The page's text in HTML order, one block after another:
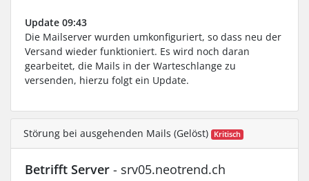
Update 09:43
Die Mailserver wurden umkonfiguriert, so dass neu der
Versand wieder funktioniert. Es wird noch daran
gearbeitet, die Mails in der Warteschlange zu
versenden, hierzu folgt ein Update.
Störung bei ausgehenden Mails (Gelöst) Kritisch
Betrifft Server - srv05.neotrend.ch